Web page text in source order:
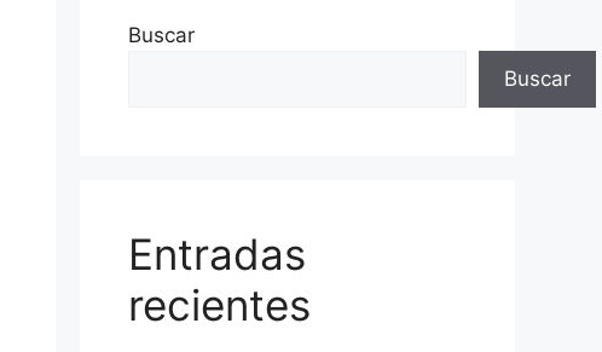
Buscar
Buscar
Entradas
recientes